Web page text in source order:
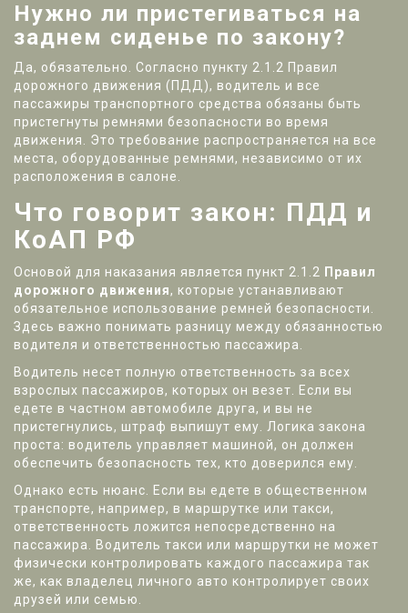
Нужно ли пристегиваться на
заднем сиденье по закону?
Да, обязательно. Согласно пункту 2.1.2 Правил
дорожного движения (ПДД), водитель и все
пассажиры транспортного средства обязаны быть
пристегнуты ремнями безопасности во время
движения. Это требование распространяется на все
места, оборудованные ремнями, независимо от их
расположения в салоне.
Что говорит закон: ПДД и
КоАП РФ
Основой для наказания является пункт 2.1.2 Правил
дорожного движения, которые устанавливают
обязательное использование ремней безопасности
Здесь важно понимать разницу между обязанностью
водителя и ответственностью пассажира.
Водитель несет полную ответственность за всех
взрослых пассажиров, которых он везет. Если вы
едете в частном автомобиле друга, и вы не
пристегнулись, штраф выпишут ему. Логика закона
проста: водитель управляет машиной, он должен
обеспечить безопасность тех, кто доверился ему.
Однако есть нюанс. Если вы едете в общественном
транспорте, например, в маршрутке или такси,
ответственность ложится непосредственно на
пассажира. Водитель такси или маршрутки не может
физически контролировать каждого пассажира так
же, как владелец личного авто контролирует своих
друзей или семью.